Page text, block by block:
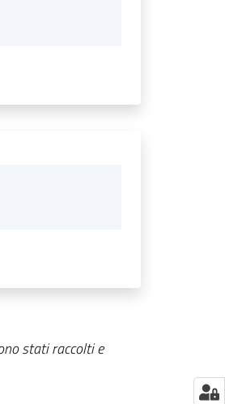
stati raccolti e